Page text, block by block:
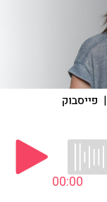
| פייסבוק
00:00